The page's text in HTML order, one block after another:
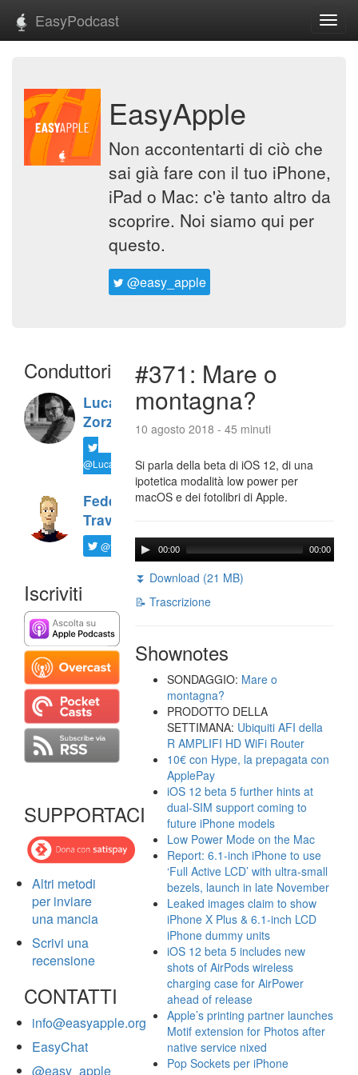
EasyPodcast
EasyApple
Non accontentarti di ciò che
sai già fare con il tuo iPhone,
iPad o Mac: c'è tanto altro da
scoprire. Noi siamo qui per
questo.
@easy_apple
Conduttori
Luca
Zorzi
@LucaTNT
Federico
Travaini
@ftrava
Iscriviti
SUPPORTACI
Altri metodi
per inviare
una mancia
Scrivi una
recensione
CONTATTI
info@easyapple.org
EasyChat
@easy_apple
#371: Mare o
montagna?
10 agosto 2018 - 45 minuti
Si parla della beta di iOS 12, di una
ipotetica modalità low power per
macOS e dei fotolibri di Apple.
00:00 00:00
⏬ Download (21 MB)
📝 Trascrizione
Shownotes
SONDAGGIO: Mare o
montagna?
PRODOTTO DELLA
SETTIMANA: Ubiquiti AFI della
R AMPLIFI HD WiFi Router
10€ con Hype, la prepagata con
ApplePay
iOS 12 beta 5 further hints at
dual-SIM support coming to
future iPhone models
Low Power Mode on the Mac
Report: 6.1-inch iPhone to use
‘Full Active LCD’ with ultra-small
bezels, launch in late November
Leaked images claim to show
iPhone X Plus & 6.1-inch LCD
iPhone dummy units
iOS 12 beta 5 includes new
shots of AirPods wireless
charging case for AirPower
ahead of release
Apple’s printing partner launches
Motif extension for Photos after
native service nixed
Pop Sockets per iPhone